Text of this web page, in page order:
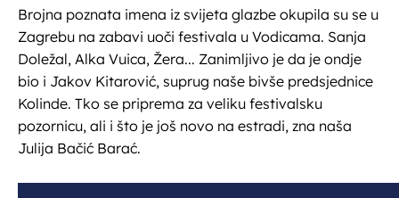
Brojna poznata imena iz svijeta glazbe okupila su se u
Zagrebu na zabavi uoči festivala u Vodicama. Sanja
Doležal, Alka Vuica, Žera... Zanimljivo je da je ondje
bio i Jakov Kitarović, suprug naše bivše predsjednice
Kolinde. Tko se priprema za veliku festivalsku
pozornicu, ali i što je još novo na estradi, zna naša
Julija Bačić Barać.